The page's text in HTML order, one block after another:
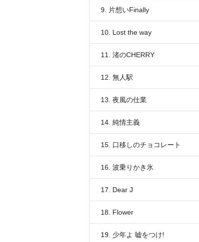
9. 片想いFinally
10. Lost the way
11. 渚のCHERRY
12. 無人駅
13. 夜風の仕業
14. 純情主義
15. 口移しのチョコレート
16. 波乗りかき氷
17. Dear J
18. Flower
19. 少年よ 嘘をつけ!